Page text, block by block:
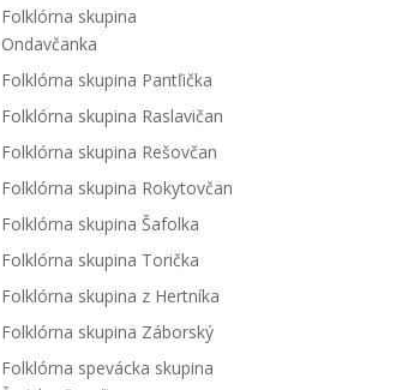
Folklórna skupina
Ondavčanka
Folklórna skupina Pantľička
Folklórna skupina Raslavičan
Folklórna skupina Rešovčan
Folklórna skupina Rokytovčan
Folklórna skupina Šafolka
Folklórna skupina Torička
Folklórna skupina z Hertníka
Folklórna skupina Záborský
Folklórna spevácka skupina